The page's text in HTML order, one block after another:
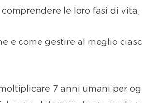
le loro fasi di
e come gestire al meglio
7 anni umani per